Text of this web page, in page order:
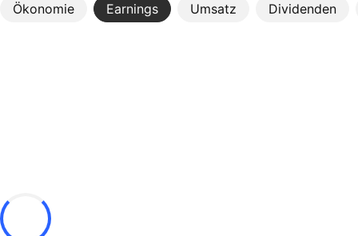
Ökonomie Earnings Umsatz Dividenden
Mehr